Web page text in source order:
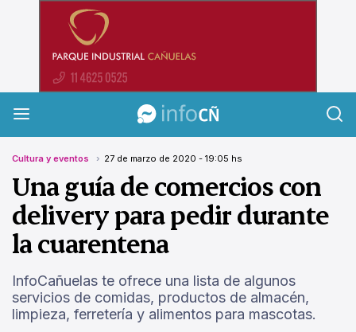
Cultura y eventos 27 de marzo de 2020 - 19:05 hs
Una guía de comercios con
delivery para pedir durante
la cuarentena
InfoCañuelas te ofrece una lista de algunos
servicios de comidas, productos de almacén,
limpieza, ferretería y alimentos para mascotas.